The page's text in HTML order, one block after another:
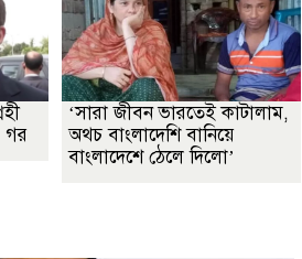
গর
‘সারা জীবন ভারতেই কাটালাম,
অথচ বাংলাদেশি বানিয়ে
বাংলাদেশে ঠেলে দিলো’